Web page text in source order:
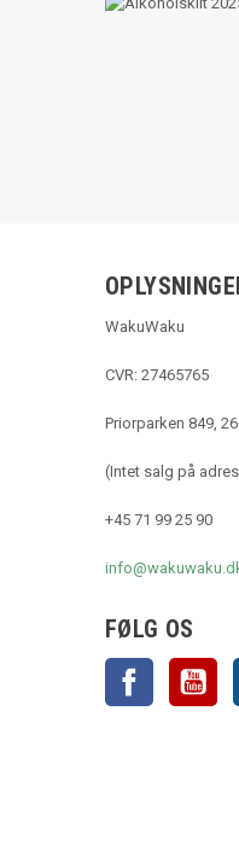
WakuWaku
CVR: 27465765
Priorparken 849,
(Intet salg på
+45 71 99 25 90
FØLG OS
Facebook